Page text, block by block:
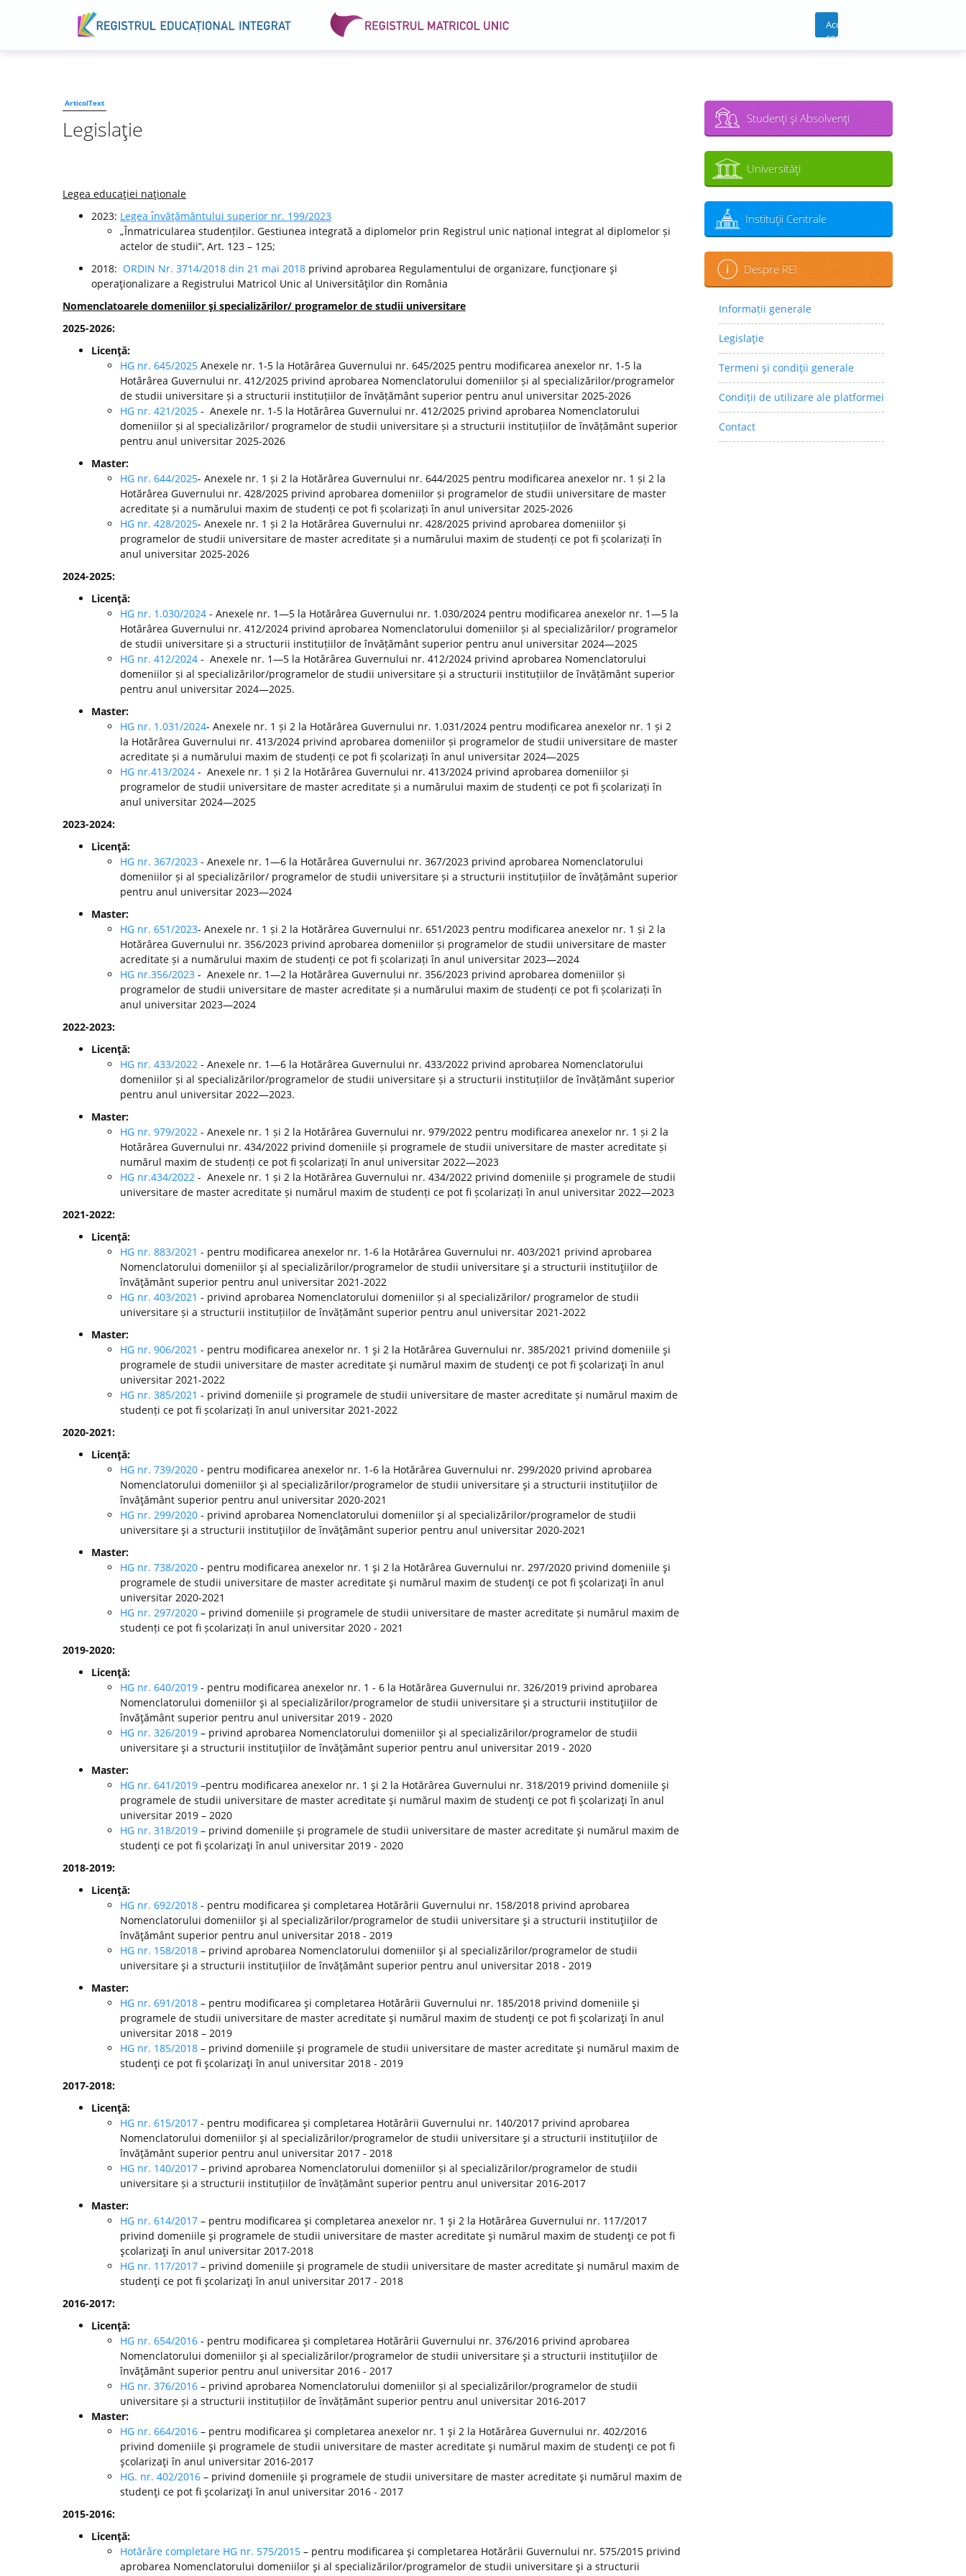
Acces
cont
ArticolText
Legislaţie
Legea educaţiei naţionale
2023: Legea ı̂nvăţământului superior nr. 199/2023
„Înmatricularea studenților. Gestiunea integrată a diplomelor prin Registrul unic național integrat al diplomelor și
actelor de studii”, Art. 123 – 125;
2018: ORDIN Nr. 3714/2018 din 21 mai 2018 privind aprobarea Regulamentului de organizare, funcţionare şi
operaţionalizare a Registrului Matricol Unic al Universităţilor din România
Nomenclatoarele domeniilor şi specializărilor/ programelor de studii universitare
2025-2026:
Licenţă:
HG nr. 645/2025 Anexele nr. 1-5 la Hotărârea Guvernului nr. 645/2025 pentru modificarea anexelor nr. 1-5 la
Hotărârea Guvernului nr. 412/2025 privind aprobarea Nomenclatorului domeniilor și al specializărilor/programelor
de studii universitare și a structurii instituțiilor de învățământ superior pentru anul universitar 2025-2026
HG nr. 421/2025 - Anexele nr. 1-5 la Hotărârea Guvernului nr. 412/2025 privind aprobarea Nomenclatorului
domeniilor și al specializărilor/ programelor de studii universitare și a structurii instituțiilor de învățământ superior
pentru anul universitar 2025-2026
Master:
HG nr. 644/2025- Anexele nr. 1 și 2 la Hotărârea Guvernului nr. 644/2025 pentru modificarea anexelor nr. 1 și 2 la
Hotărârea Guvernului nr. 428/2025 privind aprobarea domeniilor și programelor de studii universitare de master
acreditate și a numărului maxim de studenți ce pot fi școlarizați în anul universitar 2025-2026
HG nr. 428/2025- Anexele nr. 1 și 2 la Hotărârea Guvernului nr. 428/2025 privind aprobarea domeniilor și
programelor de studii universitare de master acreditate și a numărului maxim de studenți ce pot fi școlarizați în
anul universitar 2025-2026
2024-2025:
Licenţă:
HG nr. 1.030/2024 - Anexele nr. 1—5 la Hotărârea Guvernului nr. 1.030/2024 pentru modificarea anexelor nr. 1—5 la
Hotărârea Guvernului nr. 412/2024 privind aprobarea Nomenclatorului domeniilor și al specializărilor/ programelor
de studii universitare și a structurii instituțiilor de învățământ superior pentru anul universitar 2024—2025
HG nr. 412/2024 - Anexele nr. 1—5 la Hotărârea Guvernului nr. 412/2024 privind aprobarea Nomenclatorului
domeniilor și al specializărilor/programelor de studii universitare și a structurii instituțiilor de învățământ superior
pentru anul universitar 2024—2025.
Master:
HG nr. 1.031/2024- Anexele nr. 1 și 2 la Hotărârea Guvernului nr. 1.031/2024 pentru modificarea anexelor nr. 1 și 2
la Hotărârea Guvernului nr. 413/2024 privind aprobarea domeniilor și programelor de studii universitare de master
acreditate și a numărului maxim de studenți ce pot fi școlarizați în anul universitar 2024—2025
HG nr.413/2024 - Anexele nr. 1 și 2 la Hotărârea Guvernului nr. 413/2024 privind aprobarea domeniilor și
programelor de studii universitare de master acreditate și a numărului maxim de studenți ce pot fi școlarizați în
anul universitar 2024—2025
2023-2024:
Licenţă:
HG nr. 367/2023 - Anexele nr. 1—6 la Hotărârea Guvernului nr. 367/2023 privind aprobarea Nomenclatorului
domeniilor și al specializărilor/ programelor de studii universitare și a structurii instituțiilor de învățământ superior
pentru anul universitar 2023—2024
Master:
HG nr. 651/2023- Anexele nr. 1 și 2 la Hotărârea Guvernului nr. 651/2023 pentru modificarea anexelor nr. 1 și 2 la
Hotărârea Guvernului nr. 356/2023 privind aprobarea domeniilor și programelor de studii universitare de master
acreditate și a numărului maxim de studenți ce pot fi școlarizați în anul universitar 2023—2024
HG nr.356/2023 - Anexele nr. 1—2 la Hotărârea Guvernului nr. 356/2023 privind aprobarea domeniilor și
programelor de studii universitare de master acreditate și a numărului maxim de studenți ce pot fi școlarizați în
anul universitar 2023—2024
2022-2023:
Licenţă:
HG nr. 433/2022 - Anexele nr. 1—6 la Hotărârea Guvernului nr. 433/2022 privind aprobarea Nomenclatorului
domeniilor și al specializărilor/programelor de studii universitare și a structurii instituțiilor de învățământ superior
pentru anul universitar 2022—2023.
Master:
HG nr. 979/2022 - Anexele nr. 1 și 2 la Hotărârea Guvernului nr. 979/2022 pentru modificarea anexelor nr. 1 și 2 la
Hotărârea Guvernului nr. 434/2022 privind domeniile și programele de studii universitare de master acreditate și
numărul maxim de studenți ce pot fi școlarizați în anul universitar 2022—2023
HG nr.434/2022 - Anexele nr. 1 și 2 la Hotărârea Guvernului nr. 434/2022 privind domeniile și programele de studii
universitare de master acreditate și numărul maxim de studenți ce pot fi școlarizați în anul universitar 2022—2023
2021-2022:
Licenţă:
HG nr. 883/2021 - pentru modificarea anexelor nr. 1-6 la Hotărârea Guvernului nr. 403/2021 privind aprobarea
Nomenclatorului domeniilor şi al specializărilor/programelor de studii universitare şi a structurii instituţiilor de
învăţământ superior pentru anul universitar 2021-2022
HG nr. 403/2021 - privind aprobarea Nomenclatorului domeniilor și al specializărilor/ programelor de studii
universitare și a structurii instituțiilor de învățământ superior pentru anul universitar 2021-2022
Master:
HG nr. 906/2021 - pentru modificarea anexelor nr. 1 şi 2 la Hotărârea Guvernului nr. 385/2021 privind domeniile şi
programele de studii universitare de master acreditate şi numărul maxim de studenţi ce pot fi şcolarizaţi în anul
universitar 2021-2022
HG nr. 385/2021 - privind domeniile și programele de studii universitare de master acreditate și numărul maxim de
studenți ce pot fi școlarizați în anul universitar 2021-2022
2020-2021:
Licenţă:
HG nr. 739/2020 - pentru modificarea anexelor nr. 1-6 la Hotărârea Guvernului nr. 299/2020 privind aprobarea
Nomenclatorului domeniilor şi al specializărilor/programelor de studii universitare şi a structurii instituţiilor de
învăţământ superior pentru anul universitar 2020-2021
HG nr. 299/2020 - privind aprobarea Nomenclatorului domeniilor şi al specializărilor/programelor de studii
universitare şi a structurii instituţiilor de învăţământ superior pentru anul universitar 2020-2021
Master:
HG nr. 738/2020 - pentru modificarea anexelor nr. 1 şi 2 la Hotărârea Guvernului nr. 297/2020 privind domeniile şi
programele de studii universitare de master acreditate şi numărul maxim de studenţi ce pot fi şcolarizaţi în anul
universitar 2020-2021
HG nr. 297/2020 – privind domeniile și programele de studii universitare de master acreditate și numărul maxim de
studenți ce pot fi școlarizați în anul universitar 2020 - 2021
2019-2020:
Licenţă:
HG nr. 640/2019 - pentru modificarea anexelor nr. 1 - 6 la Hotărârea Guvernului nr. 326/2019 privind aprobarea
Nomenclatorului domeniilor şi al specializărilor/programelor de studii universitare şi a structurii instituţiilor de
învăţământ superior pentru anul universitar 2019 - 2020
HG nr. 326/2019 – privind aprobarea Nomenclatorului domeniilor şi al specializărilor/programelor de studii
universitare şi a structurii instituţiilor de învăţământ superior pentru anul universitar 2019 - 2020
Master:
HG nr. 641/2019 –pentru modificarea anexelor nr. 1 şi 2 la Hotărârea Guvernului nr. 318/2019 privind domeniile şi
programele de studii universitare de master acreditate şi numărul maxim de studenţi ce pot fi şcolarizaţi în anul
universitar 2019 – 2020
HG nr. 318/2019 – privind domeniile şi programele de studii universitare de master acreditate şi numărul maxim de
studenţi ce pot fi şcolarizaţi în anul universitar 2019 - 2020
2018-2019:
Licenţă:
HG nr. 692/2018 - pentru modificarea şi completarea Hotărârii Guvernului nr. 158/2018 privind aprobarea
Nomenclatorului domeniilor şi al specializărilor/programelor de studii universitare şi a structurii instituţiilor de
învăţământ superior pentru anul universitar 2018 - 2019
HG nr. 158/2018 – privind aprobarea Nomenclatorului domeniilor şi al specializărilor/programelor de studii
universitare şi a structurii instituţiilor de învăţământ superior pentru anul universitar 2018 - 2019
Master:
HG nr. 691/2018 – pentru modificarea şi completarea Hotărârii Guvernului nr. 185/2018 privind domeniile şi
programele de studii universitare de master acreditate şi numărul maxim de studenţi ce pot fi şcolarizaţi în anul
universitar 2018 – 2019
HG nr. 185/2018 – privind domeniile şi programele de studii universitare de master acreditate şi numărul maxim de
studenţi ce pot fi şcolarizaţi în anul universitar 2018 - 2019
2017-2018:
Licenţă:
HG nr. 615/2017 - pentru modificarea şi completarea Hotărârii Guvernului nr. 140/2017 privind aprobarea
Nomenclatorului domeniilor şi al specializărilor/programelor de studii universitare şi a structurii instituţiilor de
învăţământ superior pentru anul universitar 2017 - 2018
HG nr. 140/2017 – privind aprobarea Nomenclatorului domeniilor și al specializărilor/programelor de studii
universitare și a structurii instituțiilor de învățământ superior pentru anul universitar 2016-2017
Master:
HG nr. 614/2017 – pentru modificarea şi completarea anexelor nr. 1 şi 2 la Hotărârea Guvernului nr. 117/2017
privind domeniile şi programele de studii universitare de master acreditate şi numărul maxim de studenţi ce pot fi
şcolarizaţi în anul universitar 2017-2018
HG nr. 117/2017 – privind domeniile şi programele de studii universitare de master acreditate şi numărul maxim de
studenţi ce pot fi şcolarizaţi în anul universitar 2017 - 2018
2016-2017:
Licenţă:
HG nr. 654/2016 - pentru modificarea şi completarea Hotărârii Guvernului nr. 376/2016 privind aprobarea
Nomenclatorului domeniilor şi al specializărilor/programelor de studii universitare şi a structurii instituţiilor de
învăţământ superior pentru anul universitar 2016 - 2017
HG nr. 376/2016 – privind aprobarea Nomenclatorului domeniilor și al specializărilor/programelor de studii
universitare și a structurii instituțiilor de învățământ superior pentru anul universitar 2016-2017
Master:
HG nr. 664/2016 – pentru modificarea şi completarea anexelor nr. 1 şi 2 la Hotărârea Guvernului nr. 402/2016
privind domeniile şi programele de studii universitare de master acreditate şi numărul maxim de studenţi ce pot fi
şcolarizaţi în anul universitar 2016-2017
HG. nr. 402/2016 – privind domeniile şi programele de studii universitare de master acreditate şi numărul maxim de
studenţi ce pot fi şcolarizaţi în anul universitar 2016 - 2017
2015-2016:
Licenţă:
Hotărâre completare HG nr. 575/2015 – pentru modificarea şi completarea Hotărârii Guvernului nr. 575/2015 privind
aprobarea Nomenclatorului domeniilor şi al specializărilor/programelor de studii universitare şi a structurii
Studenţi şi Absolvenţi
Universităţi
Instituţii Centrale
Despre REI
Informații generale
Legislaţie
Termeni şi condiţii generale
Condiții de utilizare ale platformei
Contact